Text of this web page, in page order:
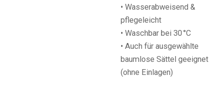
• Wasserabweisend &
pflegeleicht
• Waschbar bei 30 °C
• Auch für ausgewählte
baumlose Sättel geeignet
(ohne Einlagen)